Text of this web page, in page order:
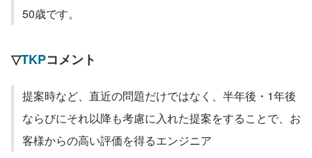
50歳です。
▽TKPコメント
提案時など、直近の問題だけではなく、半年後・1年後
ならびにそれ以降も考慮に入れた提案をすることで、お
客様からの高い評価を得るエンジニア